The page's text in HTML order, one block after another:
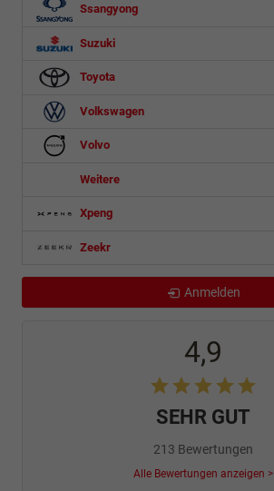
Ssangyong
Suzuki
Toyota
Volkswagen
Volvo
Weitere
Xpeng
Zeekr
Anmelden
4,9
SEHR GUT
213 Bewertungen
Alle Bewertungen anzeigen >